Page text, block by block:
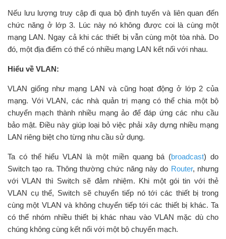
Nếu lưu lượng truy cập đi qua bộ định tuyến và liên quan đến
chức năng ở lớp 3. Lúc này nó không được coi là cùng một
mạng LAN. Ngay cả khi các thiết bị vẫn cùng một tòa nhà. Do
đó, một địa điểm có thể có nhiều mạng LAN kết nối với nhau.
Hiểu về VLAN:
VLAN giống như mạng LAN và cũng hoạt động ở lớp 2 của
mạng. Với VLAN, các nhà quản trị mạng có thể chia một bộ
chuyển mạch thành nhiều mạng ảo để đáp ứng các nhu cầu
bảo mật. Điều này giúp loại bỏ việc phải xây dựng nhiều mạng
LAN riêng biệt cho từng nhu cầu sử dụng.
Ta có thể hiểu VLAN là một miền quang bá (broadcast) do
Switch tạo ra. Thông thường chức năng này do Router, nhưng
với VLAN thì Switch sẽ đảm nhiệm. Khi một gói tin với thẻ
VLAN cụ thể, Switch sẽ chuyển tiếp nó tới các thiết bị trong
cùng một VLAN và không chuyển tiếp tới các thiết bị khác. Ta
có thể nhóm nhiều thiết bị khác nhau vào VLAN mặc dù cho
chúng không cùng kết nối với một bộ chuyển mạch.